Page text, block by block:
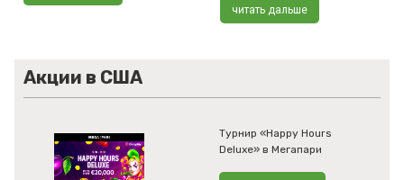
читать дальше
Акции в США
Турнир «Happy Hours
Deluxe» в Мегапари